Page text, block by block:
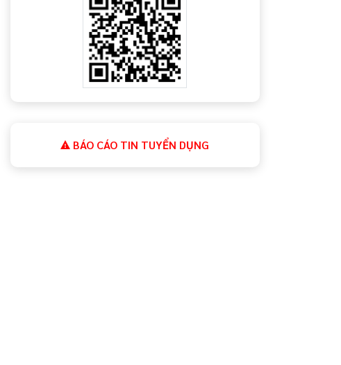
BÁO CÁO TIN TUYỂN DỤNG